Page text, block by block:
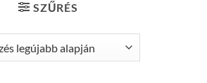
SZŰRÉS